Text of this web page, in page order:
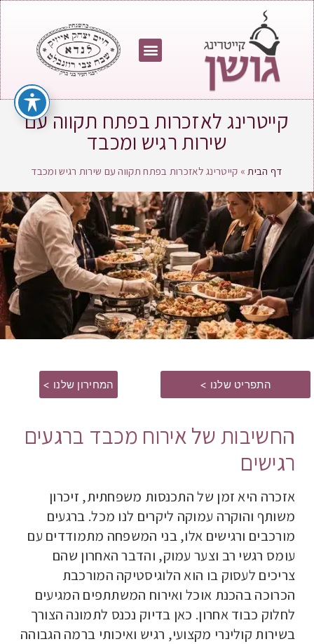
קייטרינג לאזכרות בפתח תקווה עם
שירות רגיש ומכבד
דף הבית» קייטרינג לאזכרות בפתח תקווה עם שירות רגיש ומכבד
התפריט שלנו > המחירון שלנו >
החשיבות של אירוח מכבד ברגעים
רגישים
אזכרה היא זמן של התכנסות משפחתית, זיכרון
משותף והוקרה עמוקה ליקרים לנו מכל. ברגעים
מורכבים ורגישים אלו, בני המשפחה מתמודדים עם
עומס רגשי רב וצער עמוק, והדבר האחרון שהם
צריכים לעסוק בו הוא הלוגיסטיקה המורכבת
הכרוכה בהכנת אוכל ואירוח המשתתפים המגיעים
לחלוק כבוד אחרון. כאן בדיוק נכנס לתמונה הצורך
בשירות קולינרי מקצועי, רגיש ואיכותי ברמה הגבוהה